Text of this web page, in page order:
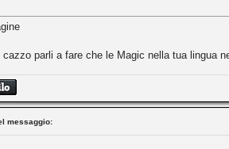
cazzo parli a fare che le Magic nella tua lingua
messaggio: